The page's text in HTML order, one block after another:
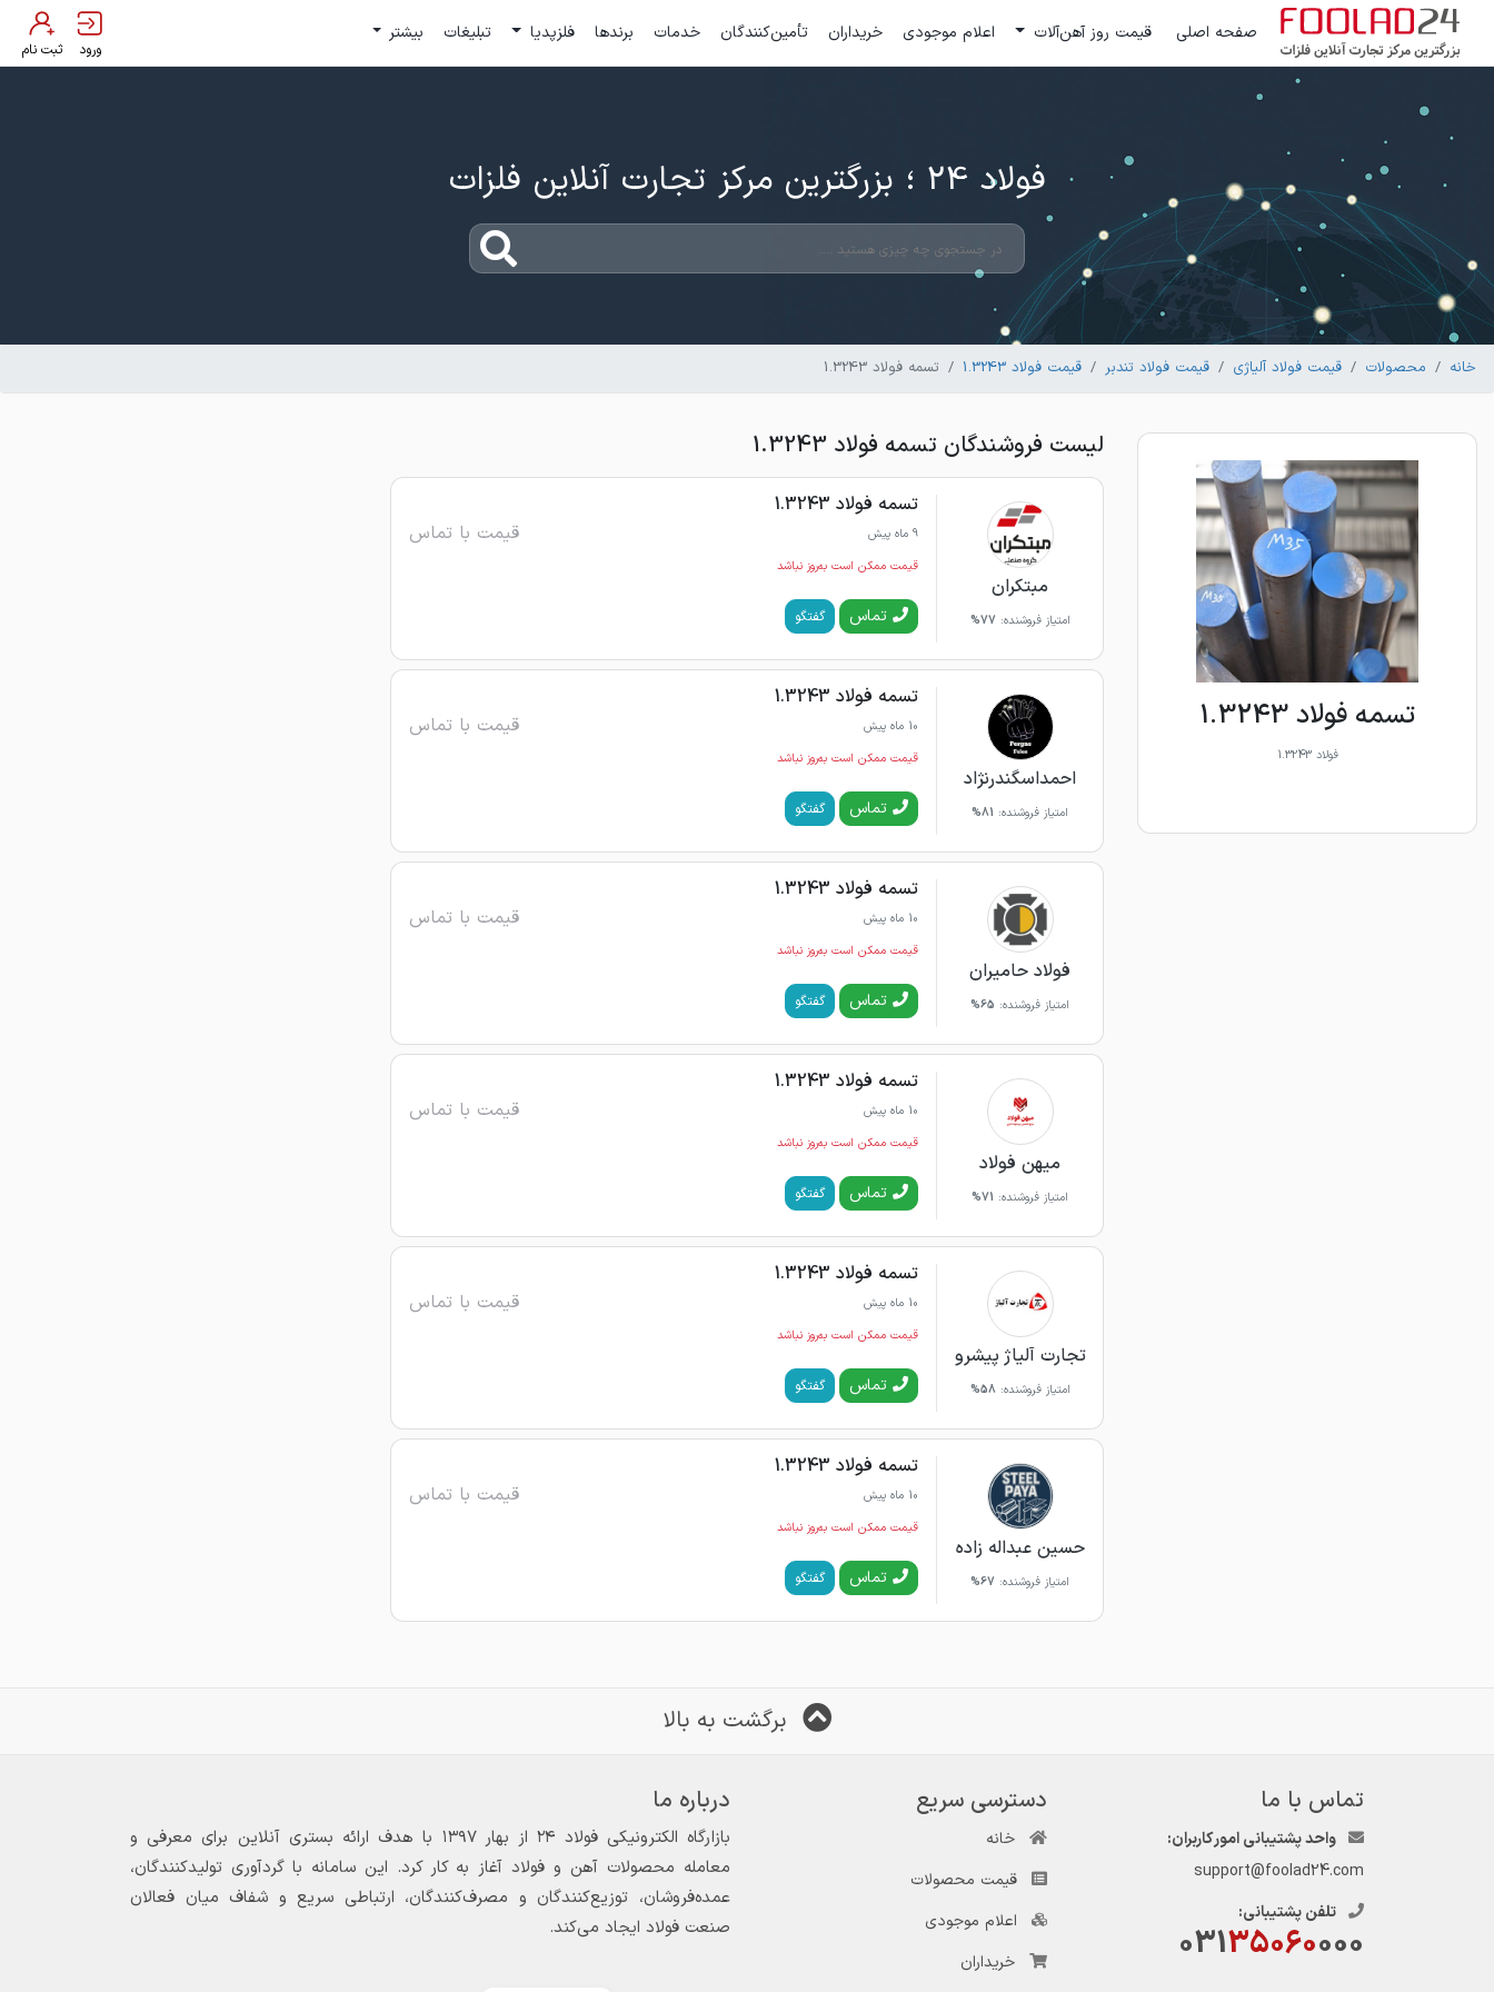
صفحه اصلی قیمت روز آهن‌آلات اعلام موجودی خریداران تأمین‌کنندگان خدمات برندها فلزپدیا تبلیغات بیشتر
ورود ثبت نام
فولاد 24 ؛ بزرگترین مرکز تجارت آنلاین فلزات
خانه محصولات قیمت فولاد آلیاژی قیمت فولاد تندبر قیمت فولاد 1.3243 تسمه فولاد 1.3243
تسمه فولاد 1.3243
فولاد 1.3243
لیست فروشندگان تسمه فولاد 1.3243
مبتکران
امتیاز فروشنده: 77%
تسمه فولاد 1.3243
9 ماه پیش قیمت با تماس
قیمت ممکن است به‌روز نباشد
تماس گفتگو
احمداسگندرنژاد
امتیاز فروشنده: 81%
تسمه فولاد 1.3243
10 ماه پیش قیمت با تماس
قیمت ممکن است به‌روز نباشد
تماس گفتگو
فولاد حامیران
امتیاز فروشنده: 65%
تسمه فولاد 1.3243
10 ماه پیش قیمت با تماس
قیمت ممکن است به‌روز نباشد
تماس گفتگو
میهن فولاد
امتیاز فروشنده: 71%
تسمه فولاد 1.3243
10 ماه پیش قیمت با تماس
قیمت ممکن است به‌روز نباشد
تماس گفتگو
تجارت آلیاژ پیشرو
امتیاز فروشنده: 58%
تسمه فولاد 1.3243
10 ماه پیش قیمت با تماس
قیمت ممکن است به‌روز نباشد
تماس گفتگو
حسین عبداله زاده
امتیاز فروشنده: 67%
تسمه فولاد 1.3243
10 ماه پیش قیمت با تماس
قیمت ممکن است به‌روز نباشد
تماس گفتگو
برگشت به بالا
تماس با ما
واحد پشتیبانی امور کاربران:
support@foolad24.com
تلفن پشتیبانی:
03135060000
دسترسی سریع
خانه
قیمت محصولات
اعلام موجودی
خریداران
درباره ما
بازارگاه الکترونیکی فولاد ۲۴ از بهار ۱۳۹۷ با هدف ارائه بستری آنلاین برای معرفی و
معامله محصولات آهن و فولاد آغاز به کار کرد. این سامانه با گردآوری تولیدکنندگان،
عمده‌فروشان، توزیع‌کنندگان و مصرف‌کنندگان، ارتباطی سریع و شفاف میان فعالان
صنعت فولاد ایجاد می‌کند.